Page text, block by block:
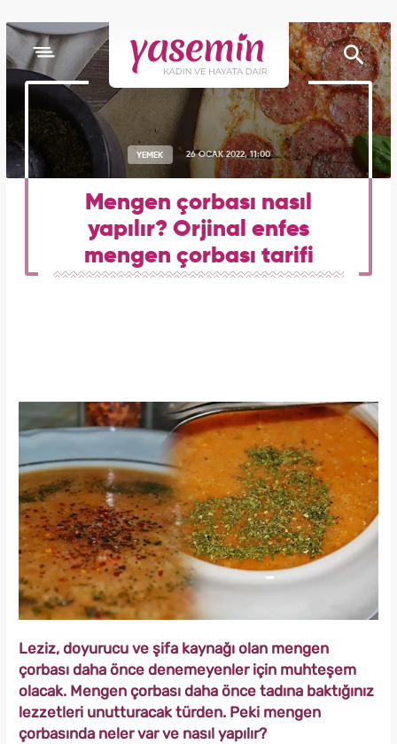
YEMEK 26 OCAK 2022, 11:00
Mengen çorbası nasıl
yapılır? Orjinal enfes
mengen çorbası tarifi
Leziz, doyurucu ve şifa kaynağı olan mengen
çorbası daha önce denemeyenler için muhteşem
olacak. Mengen çorbası daha önce tadına baktığınız
lezzetleri unutturacak türden. Peki mengen
çorbasında neler var ve nasıl yapılır?